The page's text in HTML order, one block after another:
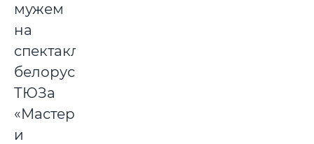
мужем
на
спектакле
белорусского
ТЮЗа
«Мастер
и